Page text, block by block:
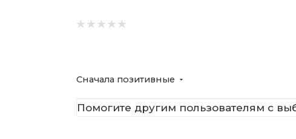
Сначала позитивные
Помогите другим пользователям с